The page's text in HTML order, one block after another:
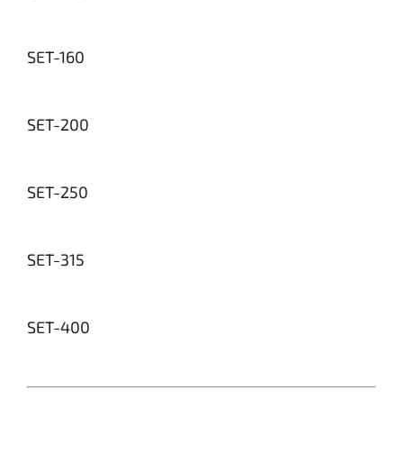
SET-160
SET-200
SET-250
SET-315
SET-400